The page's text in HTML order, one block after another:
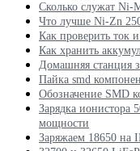
Сколько служат Ni-
Что лучше Ni-Zn
Как проверить ток
Как хранить
Домашняя станция
Пайка smd
Обозначение SMD
Зарядка ионистора
мощности
Заряжаем 18650 на